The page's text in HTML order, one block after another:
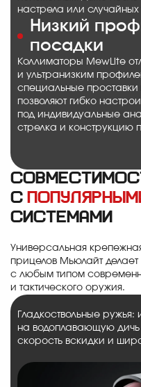
настрела или
Низкий
посадки
Коллиматоры MewLite
и ультранизким
специальные
позволяют гибко
под индивидуальные
стрелка и конструкцию
с
системами
Универсальная
прицелов Мьюлайт
с любым типом
и тактического оружия.
Гладкоствольные
на водоплавающую дичь
скорость вскидки и